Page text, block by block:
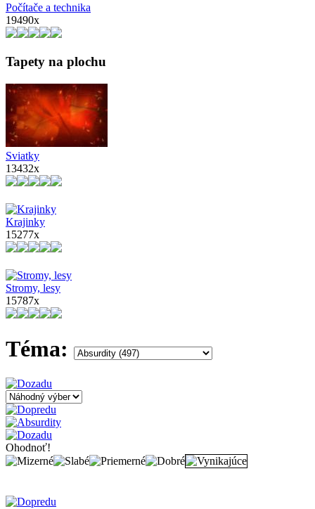
Počítače a technika
19490x
Tapety na plochu
Sviatky
13432x
Krajinky
15277x
Stromy, lesy
15787x
Téma:
Ohodnoť!